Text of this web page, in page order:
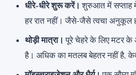
धीरे-धीरे शुरू करें। शुरुआत में सप्ताह में
हर रात नहीं। जैसे-जैसे त्वचा अनुकूल
थोड़ी मात्रा। पूरे चेहरे के लिए मटर के
है। अधिक का मतलब बेहतर नहीं है,